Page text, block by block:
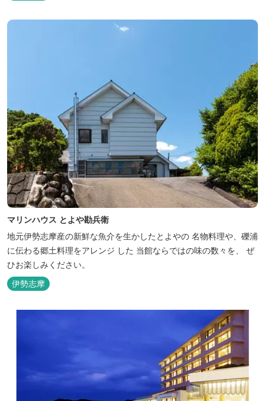
マリンハウス とよや勘兵衛
地元伊勢志摩産の新鮮な魚介を生かしたとよやの 名物料理や、礫浦
に伝わる郷土料理をアレンジ した 当館ならではの味の数々を、 ぜ
ひお楽しみください。
伊勢志摩